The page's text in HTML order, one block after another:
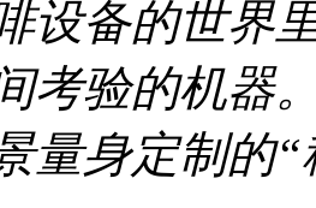
设备的世界
考验的机器
量身定制的